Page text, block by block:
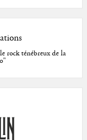
rock ténébreux de la